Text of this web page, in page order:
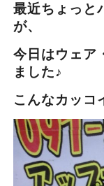
最近ちょっと
が、
今日はウェア
ました♪
こんなカッコ